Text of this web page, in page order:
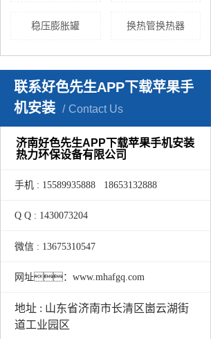
稳压膨胀罐 换热管换热器
联系好色先生APP下载苹果手
机安装
Contact Us
济南好色先生APP下载苹果手机安装
热力环保设备有限公司
手机 : 15589935888 18653132888
Q Q : 1430073204
微信 : 13675310547
网址：www.mhafgq.com
地址 : 山东省济南市长清区崮云湖街
道工业园区